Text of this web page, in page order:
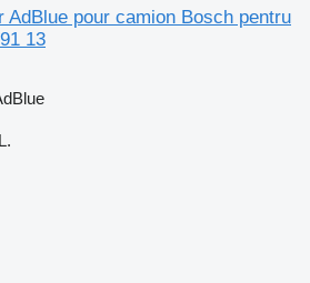
AdBlue pour camion Bosch pentru
13